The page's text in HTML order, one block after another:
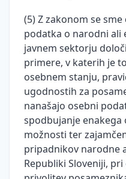
(5) Z zakonom se
podatka o narodni ali
javnem sektorju
primere, v katerih je
osebnem stanju,
ugodnostih za
nanašajo osebni
spodbujanje enakega
možnosti ter
pripadnikov narodne
Republiki Sloveniji,